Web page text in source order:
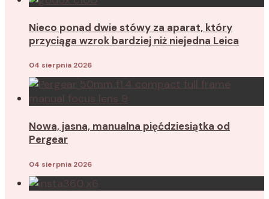
Nieco ponad dwie stówy za aparat, który
przyciąga wzrok bardziej niż niejedna Leica
04 sierpnia 2026
Nowa, jasna, manualna pięćdziesiątka od
Pergear
04 sierpnia 2026